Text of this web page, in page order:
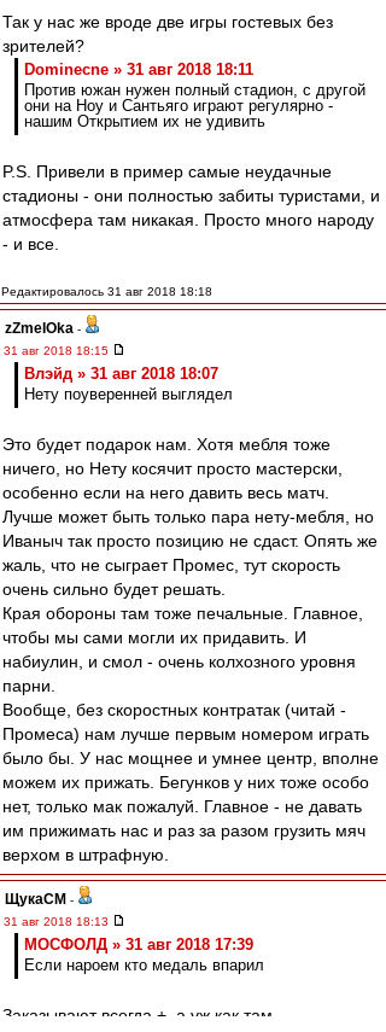
Так у нас же вроде две игры гостевых без
зрителей?
Dominecne » 31 авг 2018 18:11
Против южан нужен полный стадион, с другой
они на Ноу и Сантьяго играют регулярно -
нашим Открытием их не удивить
P.S. Привели в пример самые неудачные
стадионы - они полностью забиты туристами, и
атмосфера там никакая. Просто много народу
- и все.
Редактировалось 31 авг 2018 18:18
zZmeIOka -
31 авг 2018 18:15
Влэйд » 31 авг 2018 18:07
Нету поуверенней выглядел
Это будет подарок нам. Хотя мебля тоже
ничего, но Нету косячит просто мастерски,
особенно если на него давить весь матч.
Лучше может быть только пара нету-мебля, но
Иваныч так просто позицию не сдаст. Опять же
жаль, что не сыграет Промес, тут скорость
очень сильно будет решать.
Края обороны там тоже печальные. Главное,
чтобы мы сами могли их придавить. И
набиулин, и смол - очень колхозного уровня
парни.
Вообще, без скоростных контратак (читай -
Промеса) нам лучше первым номером играть
было бы. У нас мощнее и умнее центр, вполне
можем их прижать. Бегунков у них тоже особо
нет, только мак пожалуй. Главное - не давать
им прижимать нас и раз за разом грузить мяч
верхом в штрафную.
ЩукаСМ -
31 авг 2018 18:13
МОСФОЛД » 31 авг 2018 17:39
Если нароем кто медаль впарил
Заказывают всегда +, а уж как там